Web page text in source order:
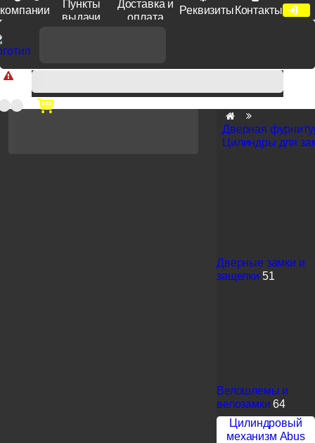
компании
Пункты
выдачи
Доставка и
оплата
Реквизиты Контакты
Доп. скидка от цен на сайте 7% при заказе от 50 тыс. руб
продукции Venezia, Fratelli, Tupai, Extreza, Melodia, Forme при
оплате по счету.
Дверная
Цилиндры для
Дверные замки и
защелки 51
Велошлемы и
велозамки 64
Цилиндровый
механизм Abus